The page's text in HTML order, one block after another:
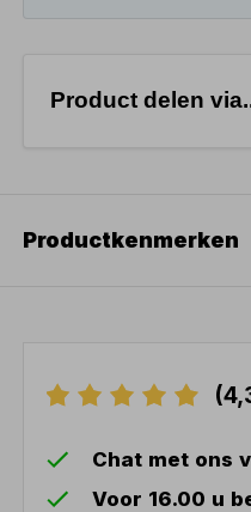
Product delen
Productkenmerken
Chat met ons
Voor 16.00 u